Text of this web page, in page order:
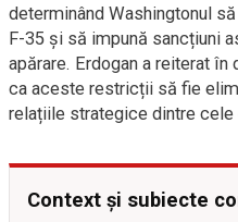
determinând Washingtonul
F-35 și să impună sancțiuni
apărare. Erdogan a reiterat
ca aceste restricții să fie
relațiile strategice dintre cele
Context și subiecte